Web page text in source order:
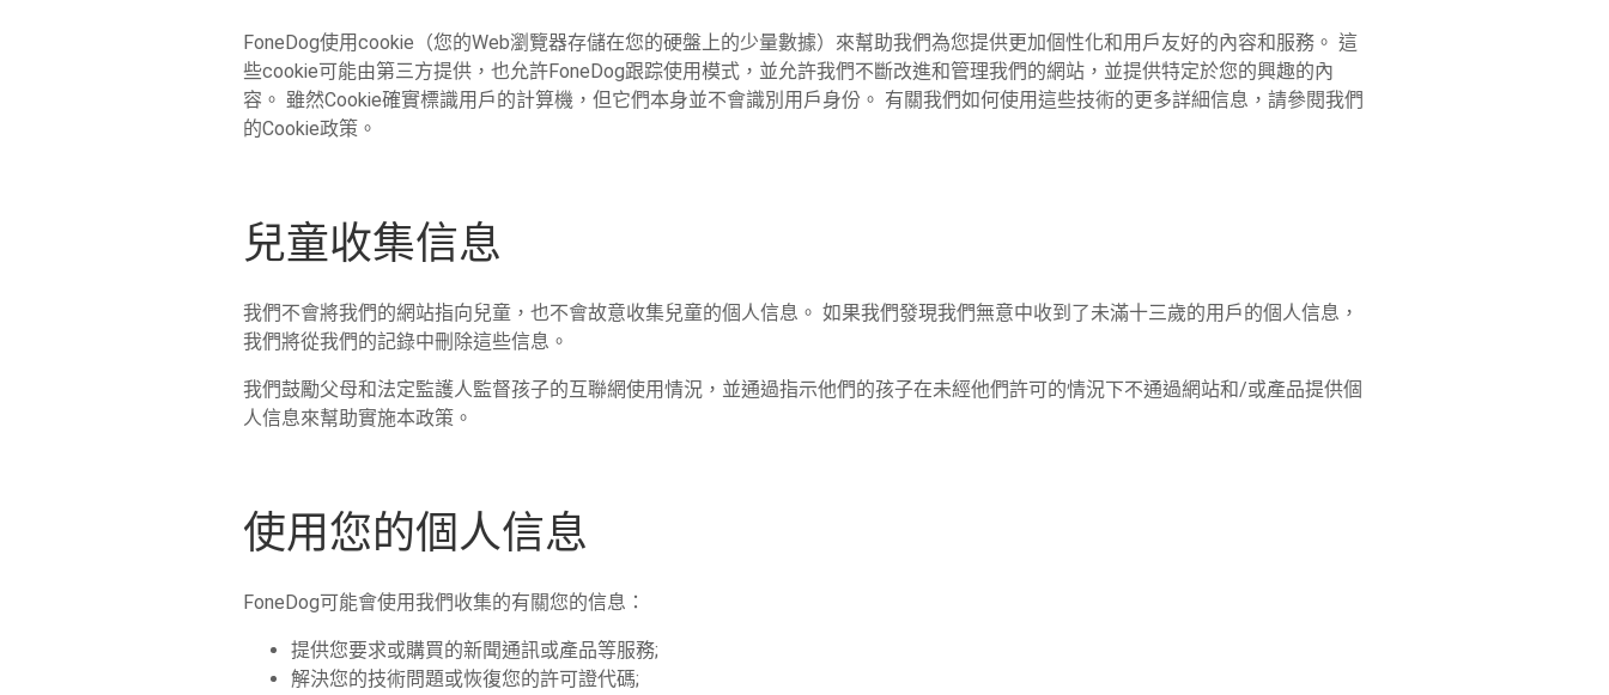
FoneDog使用cookie（您的Web瀏覽器存儲在您的硬盤上的少量數據）來幫助我們為您提供更加個性化和用戶友好的內容和服務。 這
些cookie可能由第三方提供，也允許FoneDog跟踪使用模式，並允許我們不斷改進和管理我們的網站，並提供特定於您的興趣的內
容。 雖然Cookie確實標識用戶的計算機，但它們本身並不會識別用戶身份。 有關我們如何使用這些技術的更多詳細信息，請參閱我們
的Cookie政策。
兒童收集信息
我們不會將我們的網站指向兒童，也不會故意收集兒童的個人信息。 如果我們發現我們無意中收到了未滿十三歲的用戶的個人信息，
我們將從我們的記錄中刪除這些信息。
我們鼓勵父母和法定監護人監督孩子的互聯網使用情況，並通過指示他們的孩子在未經他們許可的情況下不通過網站和/或產品提供個
人信息來幫助實施本政策。
使用您的個人信息
FoneDog可能會使用我們收集的有關您的信息：
提供您要求或購買的新聞通訊或產品等服務;
解決您的技術問題或恢復您的許可證代碼;